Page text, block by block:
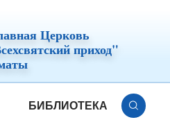
Церковь
приход"
БИБЛИОТЕКА